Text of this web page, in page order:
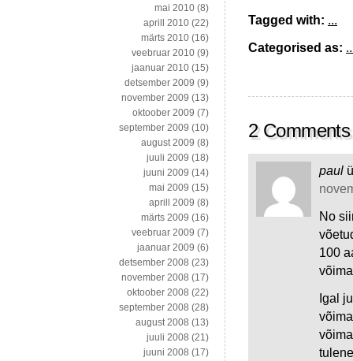
Tagged with: ...
Categorised as:
2 Comments
paul
No
100
Igal
mai 2010 (8)
aprill 2010 (22)
märts 2010 (16)
veebruar 2010 (9)
jaanuar 2010 (15)
detsember 2009 (9)
november 2009 (13)
oktoober 2009 (7)
september 2009 (10)
august 2009 (8)
juuli 2009 (18)
juuni 2009 (14)
mai 2009 (15)
aprill 2009 (8)
märts 2009 (16)
veebruar 2009 (7)
jaanuar 2009 (6)
detsember 2008 (23)
november 2008 (17)
oktoober 2008 (22)
september 2008 (28)
august 2008 (13)
juuli 2008 (21)
juuni 2008 (17)